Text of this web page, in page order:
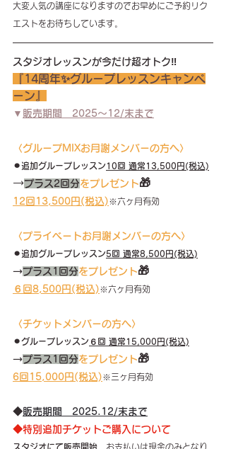
大変人気の講座になりますのでお早めにご予約リク
エストをお待ちしています。
スタジオレッスンが今だけ超オトク‼️
『14周年✨グループレッスンキャンペ
ーン』
▼ 販売期間　2025〜12/末まで
〈グループMIXお月謝メンバーの方へ〉
⚫︎追加グループレッスン 10回 通常13,500円(税込)
→プラス2回分をプレゼント🎁
12回13,500円(税込)※六ヶ月有効
〈プライベートお月謝メンバーの方へ〉
⚫︎追加グループレッスン5回 通常8,500円(税込)
→プラス1回分をプレゼント🎁
６回8,500円(税込)※六ヶ月有効
〈チケットメンバーの方へ〉
⚫︎グループレッスン ６回 通常15,000円(税込)
→プラス1回分をプレゼント🎁
6回15,000円(税込)※三ヶ月有効
◆販売期間　2025.12/末まで
◆特別追加チケットご購入について
スタジオにて販売開始 、お支払いは現金のみとなり